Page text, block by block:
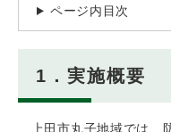
ページ内目次
1．実施概要
上田市丸子地域では、